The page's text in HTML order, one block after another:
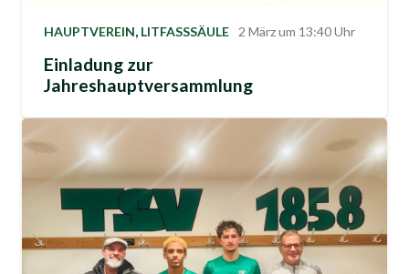
HAUPTVEREIN, LITFASSSÄULE 2 März um 13:40 Uhr
Einladung zur
Jahreshauptversammlung